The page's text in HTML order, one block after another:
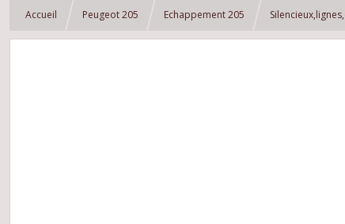
Accueil Peugeot 205 Echappement 205